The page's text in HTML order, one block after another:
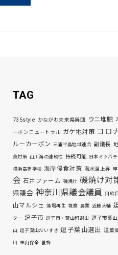
TAG
735style かながわ未来県議団 ウニ堆肥
ーボンニュートラル ガケ地対策 コロ
ルーカーボン 三浦半島地域連合 副議長
食対策 山川海の連続性 持続可能 日本ミツバチ
横浜高等学校 海岸侵食対策 海水温上昇
会 石井ファーム 磯焼け 磯焼け対
県議会 神奈川県議会議員 自給
山マルシェ 藻場再生 視察 農業 近藤大輔
ター 逗子市 逗子市・葉山町選出 逗子市葉
山 逗子葉山だいすき 逗子葉山選出 逗葉
川 里山保全 養蜂